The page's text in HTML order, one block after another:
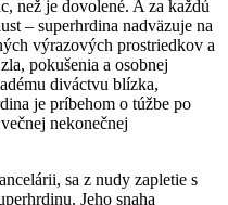
než je dovolené. A za každú
– superhrdina nadväzuje na
výrazových prostriedkov a
pokušenia a osobnej
diváctvu blízka,
je príbehom o túžbe po
nekonečnej
sa z nudy zapletie s
Jeho snaha